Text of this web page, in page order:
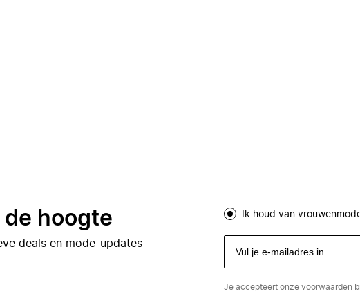
de hoogte
deals en mode-updates
Ik houd van
Je accepteert onze voorwaarden